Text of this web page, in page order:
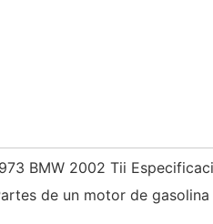
BMW 2002 Tii
de un motor de gasolina